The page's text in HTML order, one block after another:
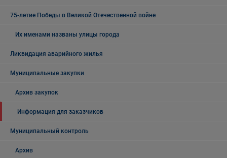
75-летие Победы в Великой Отечественной войне
Их именами названы улицы города
Ликвидация аварийного жилья
Муниципальные закупки
Архив закупок
Информация для заказчиков
Муниципальный контроль
Архив